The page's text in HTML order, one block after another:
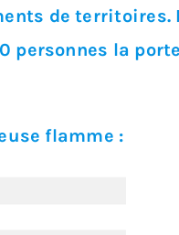
de territoires.
la
flamme :